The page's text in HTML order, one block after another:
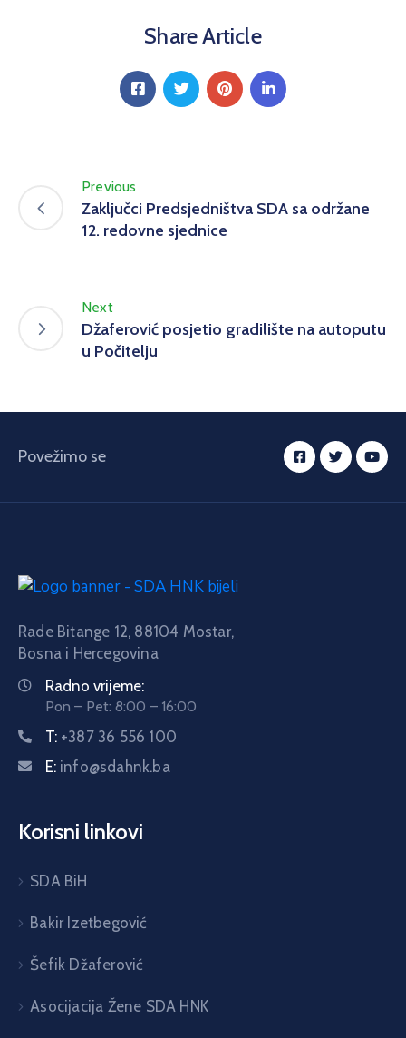
Share Article
Previous
Zaključci Predsjedništva SDA sa održane
12. redovne sjednice
Next
Džaferović posjetio gradilište na autoputu
u Počitelju
Povežimo se
Rade Bitange 12, 88104 Mostar,
Bosna i Hercegovina
Radno vrijeme:
Pon – Pet: 8:00 – 16:00
T: +387 36 556 100
E: info@sdahnk.ba
Korisni linkovi
SDA BiH
Bakir Izetbegović
Šefik Džaferović
Asocijacija Žene SDA HNK